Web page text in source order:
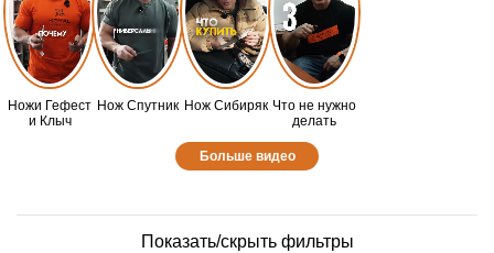
Ножи Гефест
и Клыч
Нож Спутник Нож Сибиряк Что не нужно
делать
Больше видео
Показать/скрыть фильтры